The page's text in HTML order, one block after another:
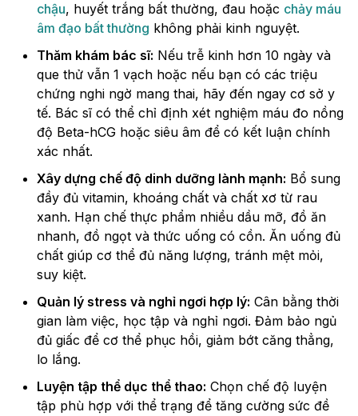
chậu, huyết trắng bất thường, đau hoặc chảy máu
âm đạo bất thường không phải kinh nguyệt.
Thăm khám bác sĩ: Nếu trễ kinh hơn 10 ngày và
que thử vẫn 1 vạch hoặc nếu bạn có các triệu
chứng nghi ngờ mang thai, hãy đến ngay cơ sở y
tế. Bác sĩ có thể chỉ định xét nghiệm máu đo nồng
độ Beta-hCG hoặc siêu âm để có kết luận chính
xác nhất.
Xây dựng chế độ dinh dưỡng lành mạnh: Bổ sung
đầy đủ vitamin, khoáng chất và chất xơ từ rau
xanh. Hạn chế thực phẩm nhiều dầu mỡ, đồ ăn
nhanh, đồ ngọt và thức uống có cồn. Ăn uống đủ
chất giúp cơ thể đủ năng lượng, tránh mệt mỏi,
suy kiệt.
Quản lý stress và nghỉ ngơi hợp lý: Cân bằng thời
gian làm việc, học tập và nghỉ ngơi. Đảm bảo ngủ
đủ giấc để cơ thể phục hồi, giảm bớt căng thẳng,
lo lắng.
Luyện tập thể dục thể thao: Chọn chế độ luyện
tập phù hợp với thể trạng để tăng cường sức đề